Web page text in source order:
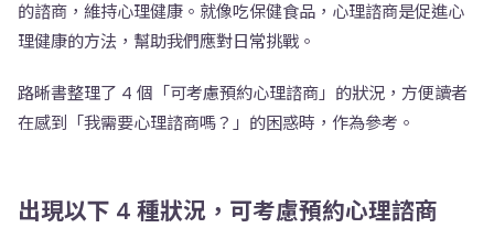
的諮商，維持心理健康。就像吃保健食品，心理諮商是促進心
理健康的方法，幫助我們應對日常挑戰。
路晰書整理了 4 個「可考慮預約心理諮商」的狀況，方便讀者
在感到「我需要心理諮商嗎？」的困惑時，作為參考。
出現以下 4 種狀況，可考慮預約心理諮商